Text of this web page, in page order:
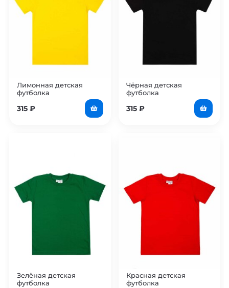
Лимонная детская
футболка
315 ₽
Чёрная детская
футболка
315 ₽
Зелёная детская
футболка
Красная детская
футболка